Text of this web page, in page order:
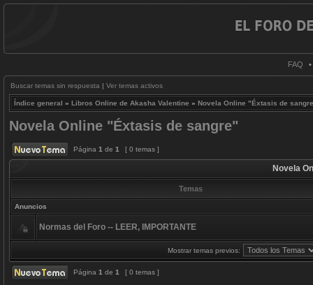
FAQ •
Buscar temas sin respuesta | Ver temas activos
Índice general » Libros Online de Akasha Valentine » Novela Online "Éxtasis de
Novela Online "Éxtasis de sangre"
Página 1 de 1 [ 0 temas ]
Novela
Temas
Anuncios
Normas del Foro -- LEER, IMPORTANTE
Mostrar temas previos:
Página 1 de 1 [ 0 temas ]